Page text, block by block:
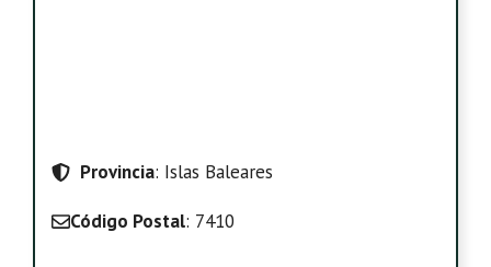
Provincia: Islas Baleares
Código Postal: 7410